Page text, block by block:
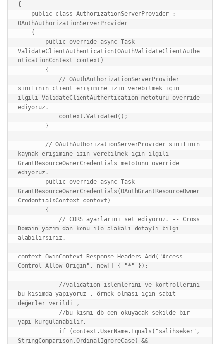
{
OAuthAuthorizationServerProvider
ValidateClientAuthentication(OAuthValidateClientAuthe
nticationContext context)
sınıfının client erişimine izin verebilmek için
ilgili ValidateClientAuthentication metotunu override
ediyoruz.
kaynak erişimine izin verebilmek için ilgili
GrantResourceOwnerCredentials metotunu override
ediyoruz.
GrantResourceOwnerCredentials(OAuthGrantResourceOwner
CredentialsContext context)
Domain yazım dan konu ile alakalı detaylı bilgi
alabilirsiniz.
context.OwinContext.Response.Headers.Add("Access-
Control-Allow-Origin", new[] { "*" });
bu kısımda yapıyoruz , örnek olması için sabit
değerler verildi ,
yapı kurgulanabilir.
StringComparison.OrdinalIgnoreCase) &&